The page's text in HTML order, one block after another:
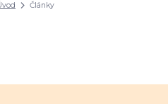
Články